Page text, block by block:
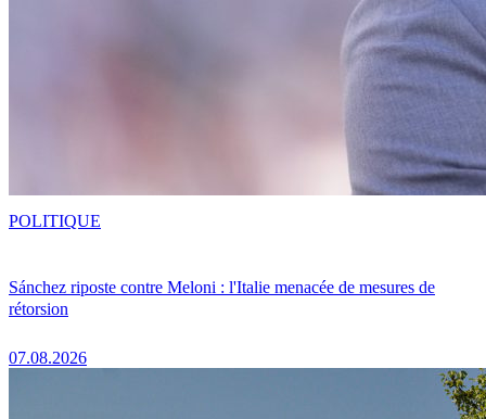
Sánchez riposte contre Meloni : l'Italie menacée de mesures de
rétorsion
07.08.2026
POLITIQUE